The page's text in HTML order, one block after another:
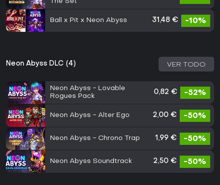
The Set
Ball x Pit x Neon Abyss 31,48 € -10%
Neon Abyss DLC (4) VER TODO
Neon Abyss - Lovable
Rogues Pack
0,82 € -52%
Neon Abyss - Alter Ego 2,00 € -50%
Neon Abyss - Chrono Trap 1,99 € -50%
Neon Abyss Soundtrack 2,50 € -50%